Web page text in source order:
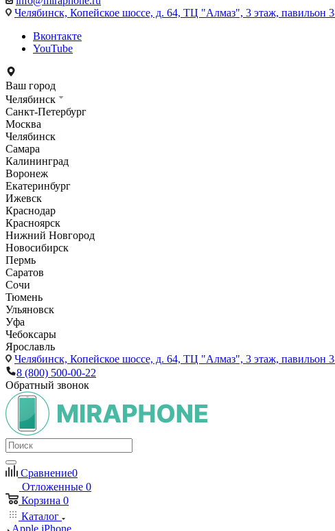
Челябинск, Копейское шоссе, д. 64, ТЦ "Алмаз", 3 этаж, павильон
Вконтакте
YouTube
Ваш город
Челябинск
Санкт-Петербург
Москва
Челябинск
Самара
Калининград
Воронеж
Екатеринбург
Ижевск
Краснодар
Красноярск
Нижний Новгород
Новосибирск
Пермь
Саратов
Сочи
Тюмень
Ульяновск
Уфа
Чебоксары
Ярославль
Челябинск, Копейское шоссе, д. 64, ТЦ "Алмаз", 3 этаж, павильон
8 (800) 500-00-22
Обратный звонок
Сравнение0
Отложенные 0
Корзина 0
Каталог
Apple iPhone